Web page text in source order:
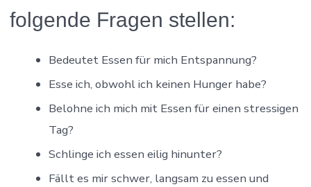
folgende Fragen stellen:
Bedeutet Essen für mich Entspannung?
Esse ich, obwohl ich keinen Hunger habe?
Belohne ich mich mit Essen für einen stressigen
Tag?
Schlinge ich essen eilig hinunter?
Fällt es mir schwer, langsam zu essen und